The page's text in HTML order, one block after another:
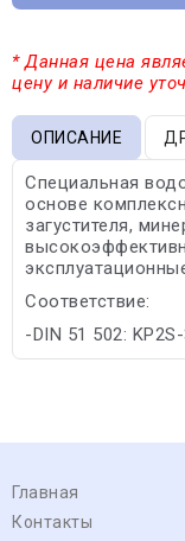
* Данная цена
цену и наличие
ОПИСАНИЕ
Специальная
основе
загустителя,
Соответствие:
-DIN 51 502:
Главная
Контакты